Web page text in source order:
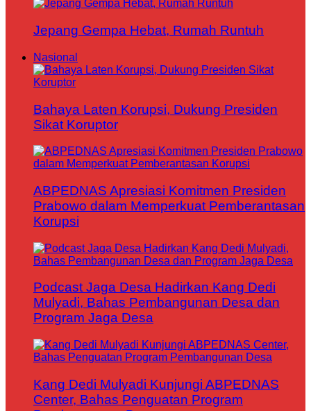
Jepang Gempa Hebat, Rumah Runtuh
Nasional
Bahaya Laten Korupsi, Dukung Presiden
Sikat Koruptor
ABPEDNAS Apresiasi Komitmen Presiden
Prabowo dalam Memperkuat Pemberantasan
Korupsi
Podcast Jaga Desa Hadirkan Kang Dedi
Mulyadi, Bahas Pembangunan Desa dan
Program Jaga Desa
Kang Dedi Mulyadi Kunjungi ABPEDNAS
Center, Bahas Penguatan Program